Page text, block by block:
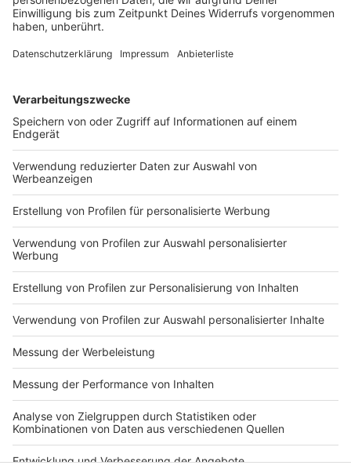
zu behandeln, Virenerkrankungen ohnehin.
Grundsätzlich ist die Impfung eine sinnvolle Sache.
Außer bei Personen, die Borreliose unerkannt haben,
Auch wenn FSME meist in Süddeutschland vorkommt,
gibt es für NRW mit Sicherheit keine Entwarnung. Man
wisse ja nicht, "wie viele Zecken wirklich Borrelien in
sich haben und diese an den Mensch weitergeben." Auf
Nummer sicher gehen, einen Arzt mal konsultieren und
generell eine FSME-Impfung wahrnehmen, so lautet
die abschließende Empfehlung des Facharztes.
Weitere Infos erhaltet ihr überdiesen Link.
Autoren: Robert Janz & Joachim Schultheis
Anzeige
Anzeige